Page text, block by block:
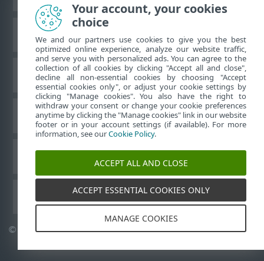
Base de conhecimento da ESET
Fórum ESET
Suporte regional
Outros produtos ESET
© 1992-2026ESET, spol. s r.o. - Todos os direitos reservados.
Your account, your cookies
choice
We and our partners use cookies to give you the best
optimized online experience, analyze our website traffic,
and serve you with personalized ads. You can agree to the
collection of all cookies by clicking "Accept all and close",
decline all non-essential cookies by choosing "Accept
essential cookies only", or adjust your cookie settings by
clicking "Manage cookies". You also have the right to
withdraw your consent or change your cookie preferences
anytime by clicking the "Manage cookies" link in our website
footer or in your account settings (if available). For more
information, see ourCookie Policy.
ACCEPT ALL AND CLOSE
ACCEPT ESSENTIAL COOKIES ONLY
MANAGE COOKIES